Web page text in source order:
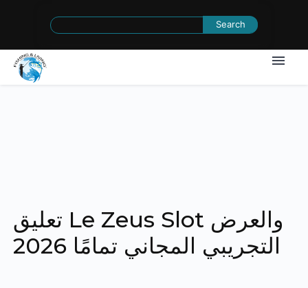
Search
تعليق Le Zeus Slot والعرض
التجريبي المجاني تمامًا 2026